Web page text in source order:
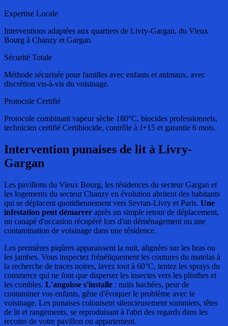
Expertise Locale
Interventions adaptées aux quartiers de Livry-Gargan, du Vieux
Bourg à Chanzy et Gargan.
Sécurité Totale
Méthode sécurisée pour familles avec enfants et animaux, avec
discrétion vis-à-vis du voisinage.
Protocole Certifié
Protocole combinant vapeur sèche 180°C, biocides professionnels,
technicien certifié Certibiocide, contrôle à J+15 et garantie 6 mois.
Intervention punaises de lit à Livry-
Gargan
Les pavillons du Vieux Bourg, les résidences du secteur Gargan et
les logements du secteur Chanzy en évolution abritent des habitants
qui se déplacent quotidiennement vers Sevran-Livry et Paris. Une
infestation peut démarrer après un simple retour de déplacement,
un canapé d'occasion récupéré lors d'un déménagement ou une
contamination de voisinage dans une résidence.
Les premières piqûres apparaissent la nuit, alignées sur les bras ou
les jambes. Vous inspectez frénétiquement les coutures du matelas à
la recherche de traces noires, lavez tout à 60°C, tentez les sprays du
commerce qui ne font que disperser les insectes vers les plinthes et
les combles. L'angoisse s'installe : nuits hachées, peur de
contaminer vos enfants, gêne d'évoquer le problème avec le
voisinage. Les punaises colonisent silencieusement sommiers, têtes
de lit et rangements, se reproduisant à l'abri des regards dans les
recoins de votre pavillon ou appartement.